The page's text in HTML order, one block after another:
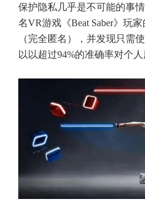
保护隐私几乎是不可能的事
名VR游戏《Beat Saber》玩
（完全匿名），并发现只需
以以超过94%的准确率对个